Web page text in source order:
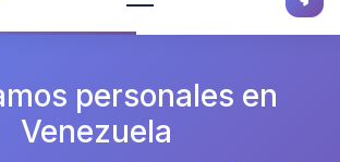
personales en
Venezuela